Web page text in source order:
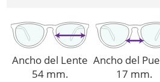
Ancho del Lente
54 mm.
Ancho del
17 mm.